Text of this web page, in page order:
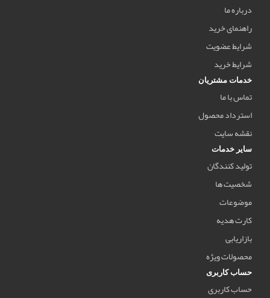
درباره ما
راهنمای خرید
شرایط عضویت
شرایط خرید
خدمات مشتریان
تماس با ما
استرداد محصول
نقشه سایت
سایر خدمات
تولید کنندگان
شخصیت ها
موضوعات
کارت هدیه
بازاریابی
محصولات ویژه
حساب کاربری
حساب کاربری